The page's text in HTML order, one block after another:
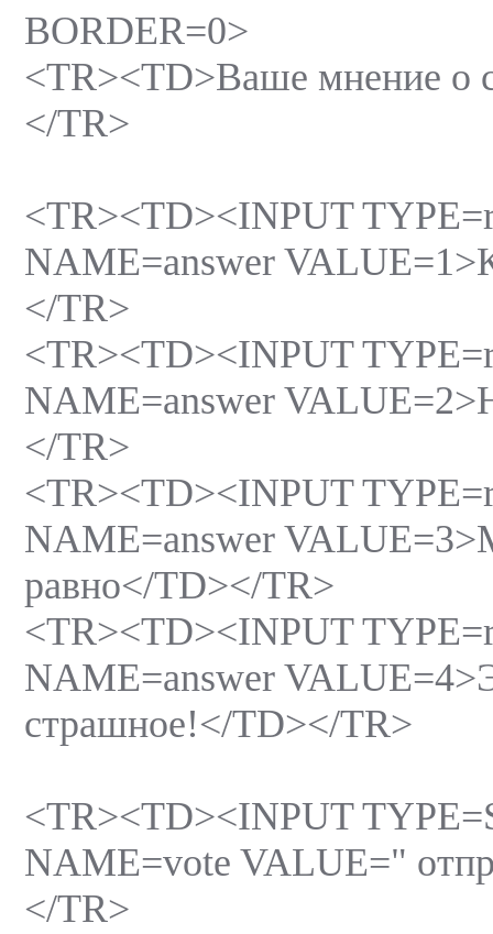
BORDER=0>
<TR><TD>Ваше мнение о
</TR>
<TR><TD><INPUT
NAME=answer
</TR>
<TR><TD><INPUT
NAME=answer
</TR>
<TR><TD><INPUT
NAME=answer
равно</TD></TR>
<TR><TD><INPUT
NAME=answer
страшное!</TD></TR>
<TR><TD><INPUT
NAME=vote VALUE="
</TR>